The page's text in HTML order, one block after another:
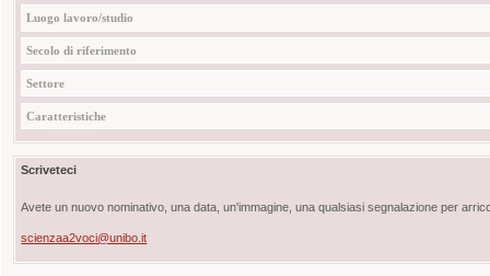
Luogo lavoro/studio
Secolo di riferimento
Settore
Caratteristiche
Scriveteci
Avete un nuovo nominativo, una data, un'immagine, una qualsiasi segnalazione per
scienzaa2voci@unibo.it